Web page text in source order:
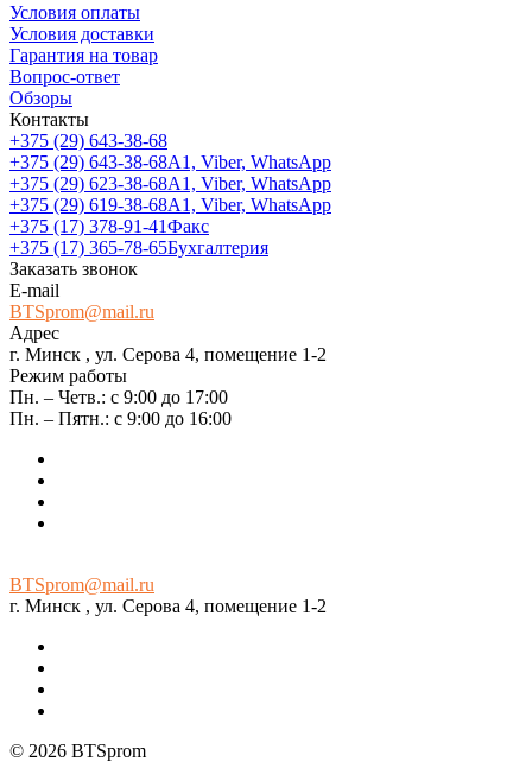
Условия оплаты
Условия доставки
Гарантия на товар
Вопрос-ответ
Обзоры
Контакты
+375 (29) 643-38-68
+375 (29) 643-38-68А1, Viber, WhatsApp
+375 (29) 623-38-68А1, Viber, WhatsApp
+375 (29) 619-38-68А1, Viber, WhatsApp
+375 (17) 378-91-41Факс
+375 (17) 365-78-65Бухгалтерия
Заказать звонок
E-mail
BTSprom@mail.ru
Адрес
г. Минск , ул. Серова 4, помещение 1-2
Режим работы
Пн. – Четв.: с 9:00 до 17:00
Пн. – Пятн.: с 9:00 до 16:00
BTSprom@mail.ru
г. Минск , ул. Серова 4, помещение 1-2
© 2026 BTSprom